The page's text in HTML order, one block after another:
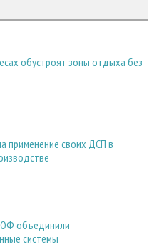
обустроят зоны отдыха без
применение своих ДСП в
объединили
системы